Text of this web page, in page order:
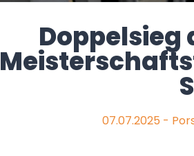
Doppelsieg
07.07.2025 -